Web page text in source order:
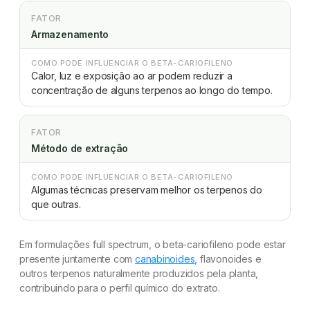
FATOR
Armazenamento
COMO PODE INFLUENCIAR O BETA-CARIOFILENO
Calor, luz e exposição ao ar podem reduzir a
concentração de alguns terpenos ao longo do tempo.
FATOR
Método de extração
COMO PODE INFLUENCIAR O BETA-CARIOFILENO
Algumas técnicas preservam melhor os terpenos do
que outras.
Em formulações full spectrum, o beta-cariofileno pode estar
presente juntamente com canabinoides , flavonoides e
outros terpenos naturalmente produzidos pela planta,
contribuindo para o perfil químico do extrato.